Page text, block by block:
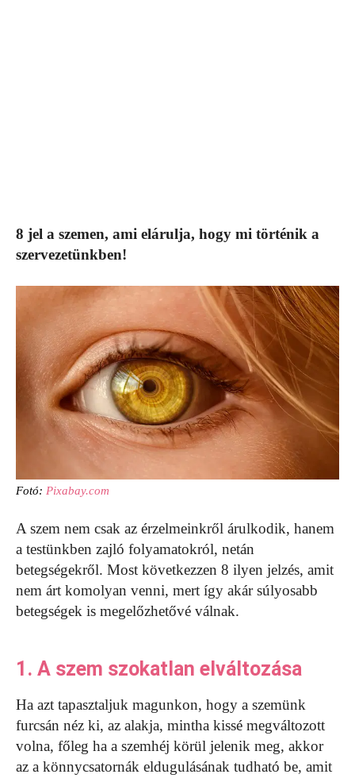
8 jel a szemen, ami elárulja, hogy mi történik a
szervezetünkben!
Fotó: Pixabay.com
A szem nem csak az érzelmeinkről árulkodik, hanem
a testünkben zajló folyamatokról, netán
betegségekről. Most következzen 8 ilyen jelzés, amit
nem árt komolyan venni, mert így akár súlyosabb
betegségek is megelőzhetővé válnak.
1. A szem szokatlan elváltozása
Ha azt tapasztaljuk magunkon, hogy a szemünk
furcsán néz ki, az alakja, mintha kissé megváltozott
volna, főleg ha a szemhéj körül jelenik meg, akkor
az a könnycsatornák eldugulásának tudható be, amit